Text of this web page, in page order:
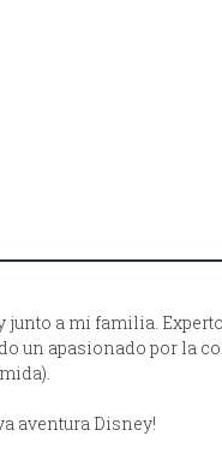
junto a mi familia.
un apasionado por la
aventura Disney!